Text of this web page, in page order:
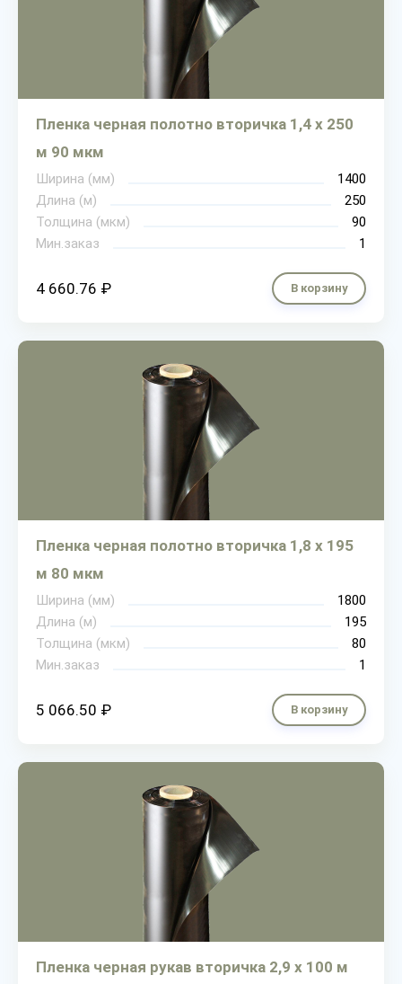
Пленка черная полотно вторичка 1,4 х 250
м 90 мкм
Ширина (мм)
1400
Длина (м)
250
Толщина (мкм)
90
Мин.заказ
1
4 660.76 ₽ В корзину
Пленка черная полотно вторичка 1,8 х 195
м 80 мкм
Ширина (мм)
1800
Длина (м)
195
Толщина (мкм)
80
Мин.заказ
1
5 066.50 ₽ В корзину
Пленка черная рукав вторичка 2,9 х 100 м